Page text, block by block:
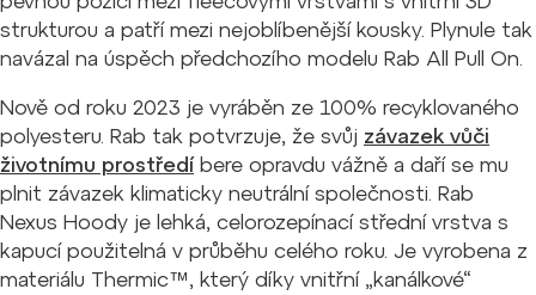
strukturou a patří mezi nejoblíbenější kousky. Plynule tak
navázal na úspěch předchozího modelu Rab All Pull On.
Nově od roku 2023 je vyráběn ze 100% recyklovaného
polyesteru. Rab tak potvrzuje, že svůj závazek vůči
životnímu prostředíbere opravdu vážně a daří se mu
plnit závazek klimaticky neutrální společnosti. Rab
Nexus Hoody je lehká, celorozepínací střední vrstva s
kapucí použitelná v průběhu celého roku. Je vyrobena z
materiálu Thermic™, který díky vnitřní „kanálkové“